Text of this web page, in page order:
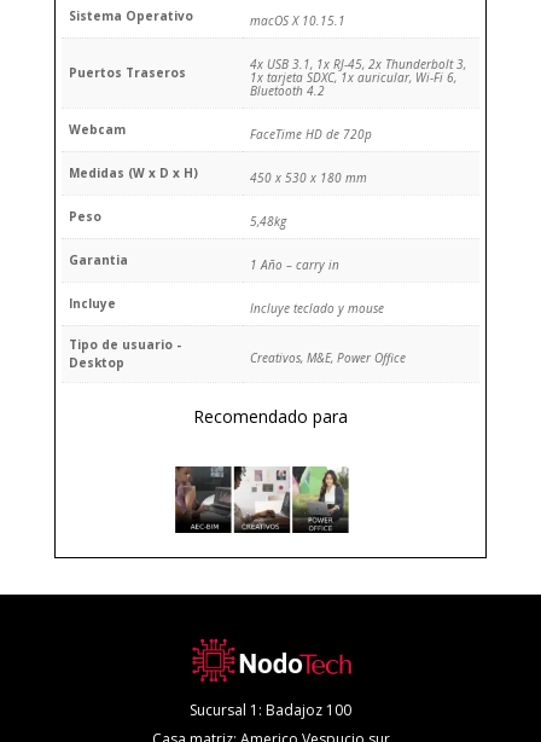
Sistema Operativo macOS X 10.15.1
Puertos Traseros 4x USB 3.1, 1x RJ-45, 2x Thunderbolt 3,
1x tarjeta SDXC, 1x auricular, Wi-Fi 6,
Bluetooth 4.2
Webcam FaceTime HD de 720p
Medidas (W x D x H) 450 x 530 x 180 mm
Peso 5,48kg
Garantia 1 Año – carry in
Incluye Incluye teclado y mouse
Tipo de usuario -
Desktop
Creativos, M&E, Power Office
Recomendado para
Sucursal 1: Badajoz 100